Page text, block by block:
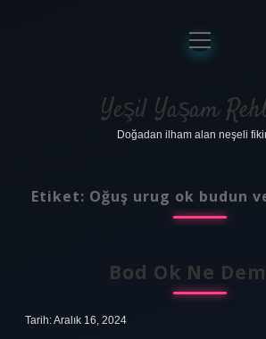
Anasayfa
Gizlilik Politikası
Yasal Uyarı
menüyü
aç
Yeşil Yaşam
Doğadan ilham alan neşeli
Etiket: Oğuş urug ok budun
Bod Ok Ne
Tarih: Aralık 16, 2024